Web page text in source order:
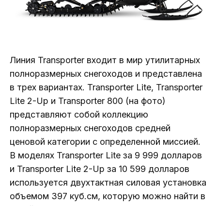
Линия Transporter входит в мир утилитарных
полноразмерных снегоходов и представлена ​​
в трех вариантах. Transporter Lite, Transporter
Lite 2-Up и Transporter 800 (на фото)
представляют собой коллекцию
полноразмерных снегоходов средней
ценовой категории с определенной миссией.
В моделях Transporter Lite за 9 999 долларов
и Transporter Lite 2-Up за 10 599 долларов
используется двухтактная силовая установка
объемом 397 куб.см, которую можно найти в